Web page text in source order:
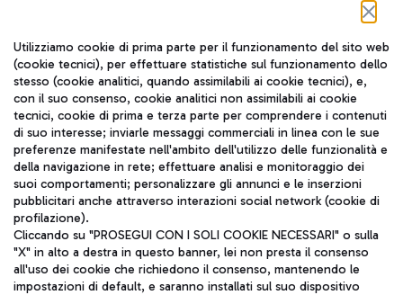
Seguici sui social
TRAVEL JOURNAL
ITA
Utilizziamo cookie di prima parte per il funzionamento del sito web
(cookie tecnici), per effettuare statistiche sul funzionamento dello
stesso (cookie analitici, quando assimilabili ai cookie tecnici), e,
con il suo consenso, cookie analitici non assimilabili ai cookie
tecnici, cookie di prima e terza parte per comprendere i contenuti
di suo interesse; inviarle messaggi commerciali in linea con le sue
preferenze manifestate nell'ambito dell'utilizzo delle funzionalità e
della navigazione in rete; effettuare analisi e monitoraggio dei
suoi comportamenti; personalizzare gli annunci e le inserzioni
pubblicitari anche attraverso interazioni social network (cookie di
profilazione).
Cliccando su "PROSEGUI CON I SOLI COOKIE NECESSARI" o sulla
"X" in alto a destra in questo banner, lei non presta il consenso
all'uso dei cookie che richiedono il consenso, mantenendo le
impostazioni di default, e saranno installati sul suo dispositivo